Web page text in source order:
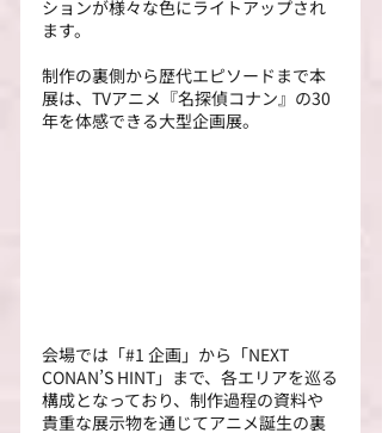
ションが様々な色にライトアップされ
ます。
制作の裏側から歴代エピソードまで本
展は、TVアニメ『名探偵コナン』の30
年を体感できる大型企画展。
会場では「#1 企画」から「NEXT
CONAN’S HINT」まで、各エリアを巡る
構成となっており、制作過程の資料や
貴重な展示物を通じてアニメ誕生の裏